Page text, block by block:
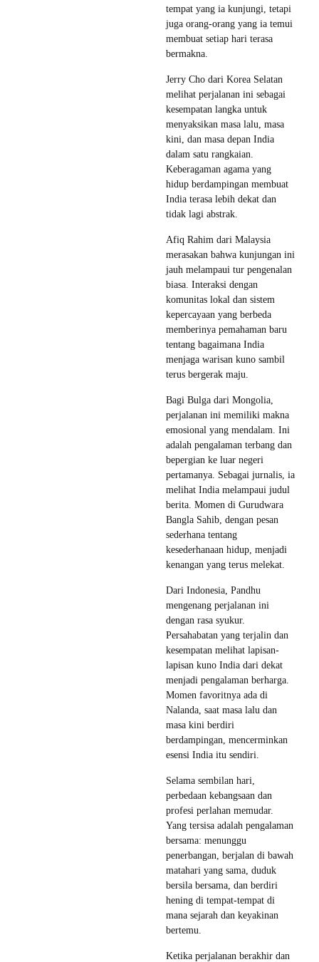
tempat yang ia kunjungi, tetapi
juga orang-orang yang ia temui
membuat setiap hari terasa
bermakna.
Jerry Cho dari Korea Selatan
melihat perjalanan ini sebagai
kesempatan langka untuk
menyaksikan masa lalu, masa
kini, dan masa depan India
dalam satu rangkaian.
Keberagaman agama yang
hidup berdampingan membuat
India terasa lebih dekat dan
tidak lagi abstrak.
Afiq Rahim dari Malaysia
merasakan bahwa kunjungan ini
jauh melampaui tur pengenalan
biasa. Interaksi dengan
komunitas lokal dan sistem
kepercayaan yang berbeda
memberinya pemahaman baru
tentang bagaimana India
menjaga warisan kuno sambil
terus bergerak maju.
Bagi Bulga dari Mongolia,
perjalanan ini memiliki makna
emosional yang mendalam. Ini
adalah pengalaman terbang dan
bepergian ke luar negeri
pertamanya. Sebagai jurnalis, ia
melihat India melampaui judul
berita. Momen di Gurudwara
Bangla Sahib, dengan pesan
sederhana tentang
kesederhanaan hidup, menjadi
kenangan yang terus melekat.
Dari Indonesia, Pandhu
mengenang perjalanan ini
dengan rasa syukur.
Persahabatan yang terjalin dan
kesempatan melihat lapisan-
lapisan kuno India dari dekat
menjadi pengalaman berharga.
Momen favoritnya ada di
Nalanda, saat masa lalu dan
masa kini berdiri
berdampingan, mencerminkan
esensi India itu sendiri.
Selama sembilan hari,
perbedaan kebangsaan dan
profesi perlahan memudar.
Yang tersisa adalah pengalaman
bersama: menunggu
penerbangan, berjalan di bawah
matahari yang sama, duduk
bersila bersama, dan berdiri
hening di tempat-tempat di
mana sejarah dan keyakinan
bertemu.
Ketika perjalanan berakhir dan